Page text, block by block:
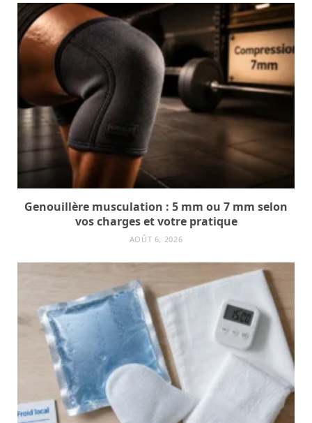
Genouillère musculation : 5 mm ou 7 mm selon
vos charges et votre pratique
AOÛT 6, 2026